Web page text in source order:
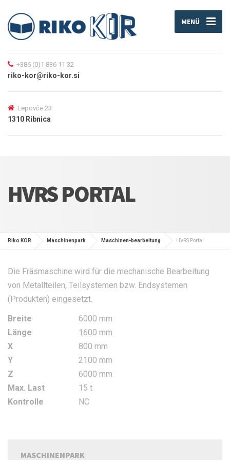
MENÜ
+386 (0)1 836 11 32
riko-kor@riko-kor.si
Lepovče 23
1310 Ribnica
HVRS PORTAL
Riko KOR Maschinenpark Maschinen-bearbeitung HVRS Portal
Die Fräsmaschine wird für die mechanische Bearbeitung
von Metallteilen, Teilsystemen bzw. Endsystemen
(Produkten) eingesetzt.
Breite
6000 mm
Länge
1600 mm
X
800 mm
Y
2100 mm
Z
6000 mm
Max. Last
15 t
Kontrolle
NC
MASCHINENPARK